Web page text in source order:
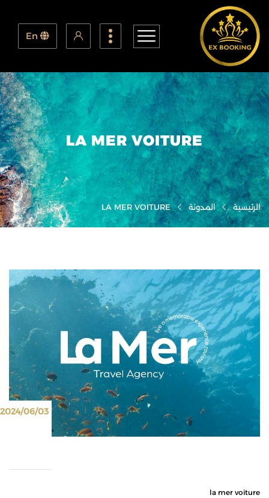
LA MER VOITURE
الرئيسية المدونة LA MER VOITURE
2024/06/03
la mer voiture